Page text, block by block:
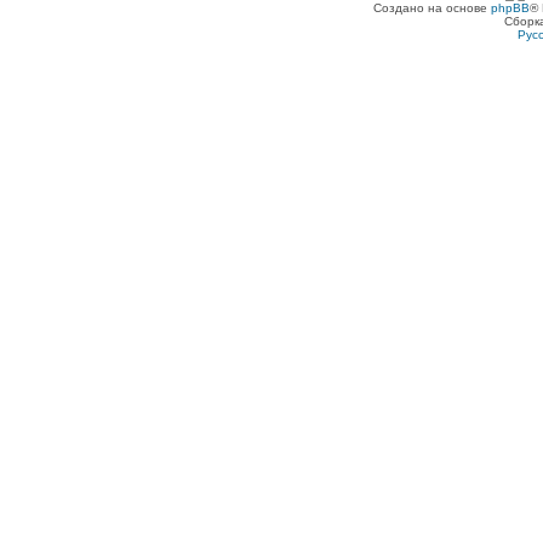
Создано на основе phpBB®